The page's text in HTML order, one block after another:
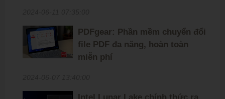
PDFgear: Phần mềm chuyển đổi
file PDF đa năng, hoàn toàn
miễn phí
Intel Lunar Lake chính thức ra